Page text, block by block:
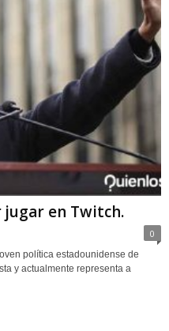
jugar en Twitch.
0
política estadounidense de
y actualmente representa a